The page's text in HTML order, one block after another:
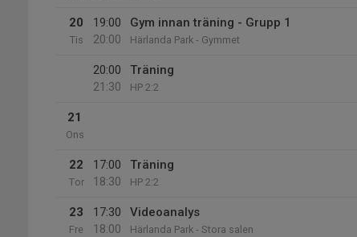
20
Tis
19:00
20:00
Gym innan träning - Grupp 1
Härlanda Park - Gymmet
20:00
21:30
Träning
HP 2:2
21
Ons
22
Tor
17:00
18:30
Träning
HP 2:2
23
Fre
17:30
18:00
Videoanalys
Härlanda Park - Stora salen